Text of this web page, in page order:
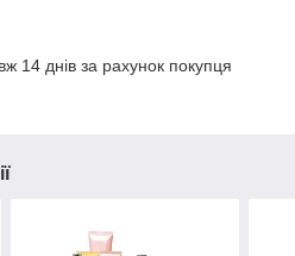
14 днів за рахунок покупця